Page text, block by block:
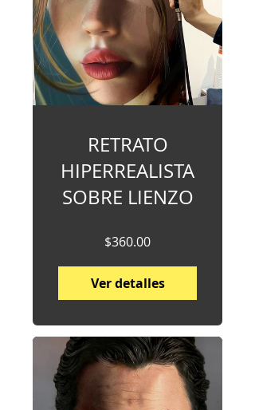
RETRATO
HIPERREALISTA
SOBRE LIENZO
$360.00
Ver detalles